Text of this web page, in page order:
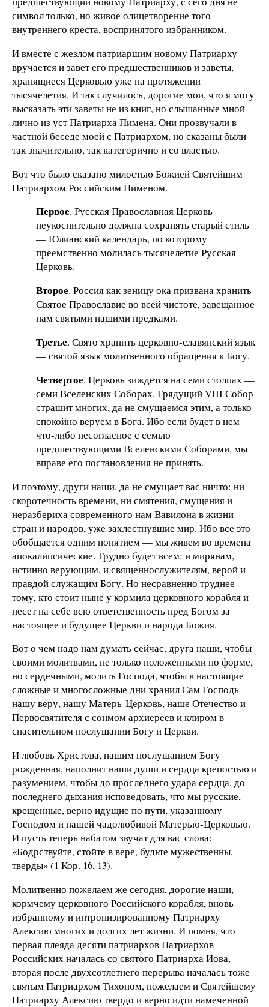
символ только, но живое олицетворение того
внутреннего креста, воспринятого избранником.
И вместе с жезлом патриаршим новому Патриарху
вручается и завет его предшественников и заветы,
хранящиеся Церковью уже на протяжении
тысячелетия. И так случилось, дорогие мои, что я могу
высказать эти заветы не из книг, но слышанные мной
лично из уст Патриарха Пимена. Они прозвучали в
частной беседе моей с Патриархом, но сказаны были
так значительно, так категорично и со властью.
Вот что было сказано милостью Божией Святейшим
Патриархом Российским Пименом.
Первое. Русская Православная Церковь
неукоснительно должна сохранять старый стиль
— Юлианский календарь, по которому
преемственно молилась тысячелетие Русская
Церковь.
Второе. Россия как зеницу ока призвана хранить
Святое Православие во всей чистоте, завещанное
нам святыми нашими предками.
Третье. Свято хранить церковно-славянский язык
— святой язык молитвенного обращения к Богу.
Четвертое. Церковь зиждется на семи столпах —
семи Вселенских Соборах. Грядущий VIII Собор
страшит многих, да не смущаемся этим, а только
спокойно веруем в Бога. Ибо если будет в нем
что-либо несогласное с семью
предшествующими Вселенскими Соборами, мы
вправе его постановления не принять.
И поэтому, други наши, да не смущает вас ничто: ни
скоротечность времени, ни смятения, смущения и
неразбериха современного нам Вавилона в жизни
стран и народов, уже захлестнувшие мир. Ибо все это
обобщается одним понятием — мы живем во времена
апокалипсические. Трудно будет всем: и мирянам,
истинно верующим, и священнослужителям, верой и
правдой служащим Богу. Но несравненно труднее
тому, кто стоит ныне у кормила церковного корабля и
несет на себе всю ответственность пред Богом за
настоящее и будущее Церкви и народа Божия.
Вот о чем надо нам думать сейчас, друга наши, чтобы
своими молитвами, не только положенными по форме,
но сердечными, молить Господа, чтобы в настоящие
сложные и многосложные дни хранил Сам Господь
нашу веру, нашу Матерь-Церковь, наше Отечество и
Первосвятителя с сонмом архиереев и клиром в
спасительном послушании Богу и Церкви.
И любовь Христова, нашим послушанием Богу
рожденная, наполнит наши души и сердца крепостью и
разумением, чтобы до проследнего удара сердца, до
последнего дыхания исповедовать, что мы русские,
крещенные, верно идущие по пути, указанному
Господом и нашей чадолюбивой Матерью-Церковью.
И пусть теперь набатом звучат для вас слова:
«Бодрствуйте, стойте в вере, будьте мужественны,
тверды» (1 Кор. 16, 13).
Молитвенно пожелаем же сегодня, дорогие наши,
кормчему церковного Российского корабля, вновь
избранному и интронизированному Патриарху
Алексию многих и долгих лет жизни. И помня, что
первая плеяда десяти патриархов Патриархов
Российских началась со святого Патриарха Иова,
вторая после двухсотлетнего перерыва началась тоже
святым Патриархом Тихоном, пожелаем и Святейшему
Патриарху Алексию твердо и верно идти намеченной